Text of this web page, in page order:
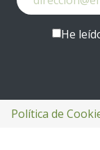
He
Política de